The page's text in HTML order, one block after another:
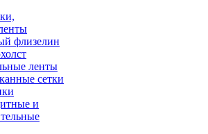
флизелин
ленты
сетки
и